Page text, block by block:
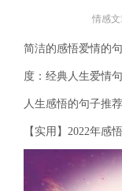
情感文
简洁的感悟爱情的
度：经典人生爱情
人生感悟的句子推
【实用】2022年感